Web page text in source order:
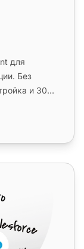
для
Без
и 30-